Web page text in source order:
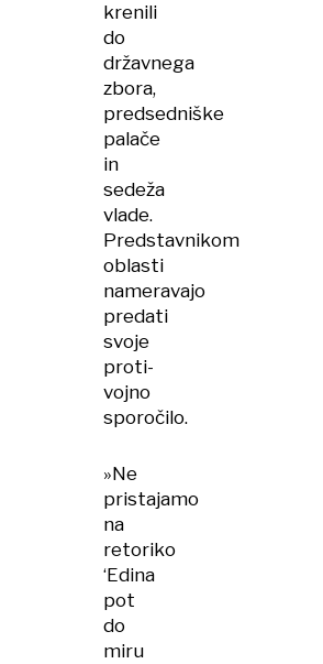
krenili
do
državnega
zbora,
predsedniške
palače
in
sedeža
vlade.
Predstavnikom
oblasti
nameravajo
predati
svoje
proti-
vojno
sporočilo.
»Ne
pristajamo
na
retoriko
‘Edina
pot
do
miru